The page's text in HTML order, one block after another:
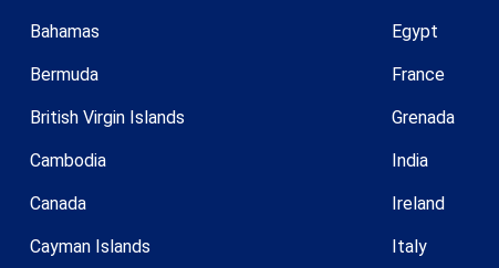
Bahamas
Bermuda
British Virgin Islands
Cambodia
Canada
Cayman Islands
Egypt
France
Grenada
India
Ireland
Italy